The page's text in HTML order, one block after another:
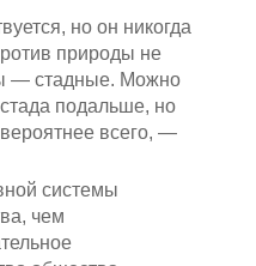
но он никогда
природы не
— стадные. Можно
подальше, но
всего, —
системы
чем